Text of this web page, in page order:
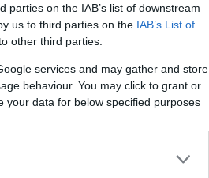
on the IAB’s list of downstream
us to third parties on the IAB’s List of
other third parties.
services and may gather and store
behaviour. You may click to grant or
your data for below specified purposes
από χθες Τρίτη
των
σε σκάφη με